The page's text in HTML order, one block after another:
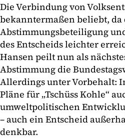
Die Verbindung von
bekanntermaßen beliebt, da
Abstimmungsbeteiligung
des Entscheids leichter
Hansen peilt nun als
Abstimmung die
Allerdings unter Vorbehalt:
Pläne für „Tschüss Kohle“
umweltpolitischen
– auch ein Entscheid
denkbar.